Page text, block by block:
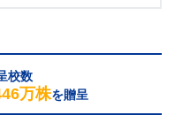
校数
万株を贈呈